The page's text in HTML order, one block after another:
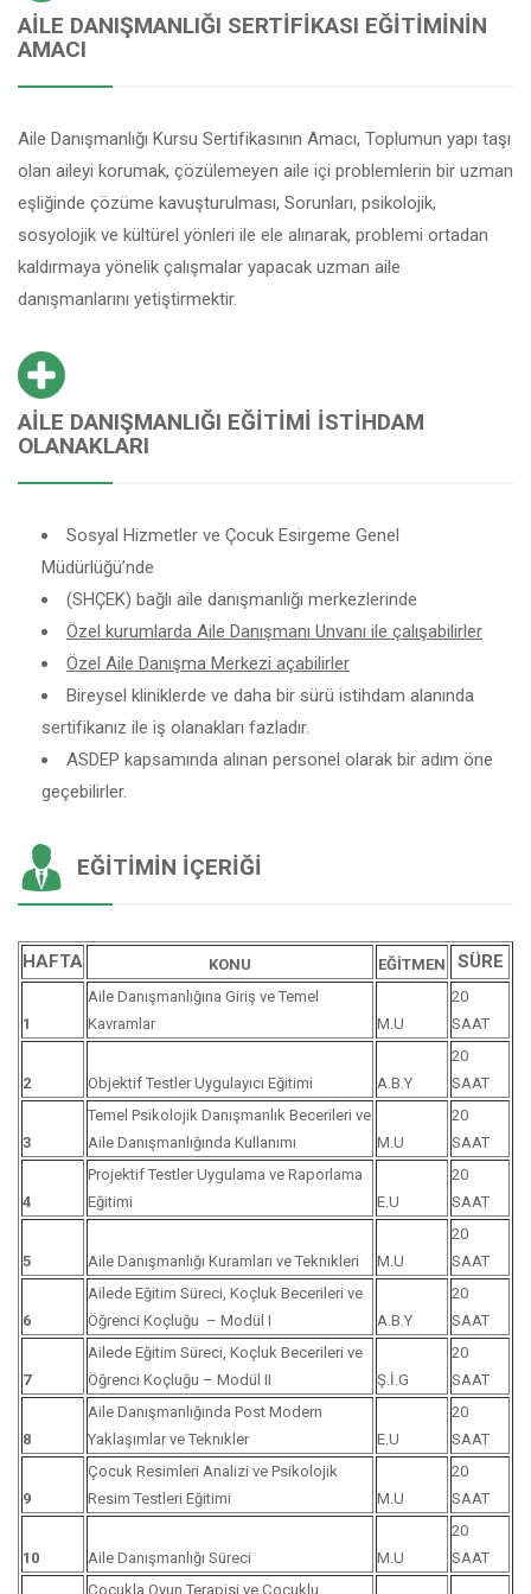
AILE DANIŞMANLIĞI SERTIFIKASI EĞITIMININ
AMACI
Aile Danışmanlığı Kursu Sertifikasının Amacı, Toplumun yapı taşı
olan aileyi korumak, çözülemeyen aile içi problemlerin bir uzman
eşliğinde çözüme kavuşturulması, Sorunları, psikolojik,
sosyolojik ve kültürel yönleri ile ele alınarak, problemi ortadan
kaldırmaya yönelik çalışmalar yapacak uzman aile
danışmanlarını yetiştirmektir.
AILE DANIŞMANLIĞI EĞITIMI İSTIHDAM
OLANAKLARI
Sosyal Hizmetler ve Çocuk Esirgeme Genel
Müdürlüğü’nde
(SHÇEK) bağlı aile danışmanlığı merkezlerinde
Özel kurumlarda Aile Danışmanı Unvanı ile çalışabilirler
Özel Aile Danışma Merkezi açabilirler
Bireysel kliniklerde ve daha bir sürü istihdam alanında
sertifikanız ile iş olanakları fazladır.
ASDEP kapsamında alınan personel olarak bir adım öne
geçebilirler.
EĞITIMIN İÇERIĞI
HAFTA KONU EĞİTMEN SÜRE
1
Aile Danışmanlığına Giriş ve Temel
Kavramlar
M.U
20
SAAT
2 Objektif Testler Uygulayıcı Eğitimi A.B.Y
20
SAAT
3
Temel Psikolojik Danışmanlık Becerileri ve
Aile Danışmanlığında Kullanımı
M.U
20
SAAT
4
Projektif Testler Uygulama ve Raporlama
Eğitimi
E.U
20
SAAT
5 Aile Danışmanlığı Kuramları ve Teknıkleri M.U
20
SAAT
6
Ailede Eğitim Süreci, Koçluk Becerileri ve
Öğrenci Koçluğu – Modül I
A.B.Y
20
SAAT
7
Ailede Eğitim Süreci, Koçluk Becerileri ve
Öğrenci Koçluğu – Modül II
Ş.İ.G
20
SAAT
8
Aile Danışmanlığında Post Modern
Yaklaşımlar ve Teknıkler
E.U
20
SAAT
9
Çocuk Resimleri Analizi ve Psikolojik
Resim Testleri Eğitimi
M.U
20
SAAT
10 Aile Danışmanlığı Süreci M.U
20
SAAT
Çocukla Oyun Terapisi ve Çocuklu